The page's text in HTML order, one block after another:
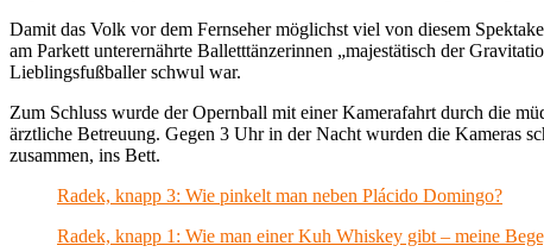
Damit das Volk vor dem Fernseher möglichst viel von diesem
am Parkett unterernährte Balletttänzerinnen „majestätisch der
Lieblingsfußballer schwul war.
Zum Schluss wurde der Opernball mit einer Kamerafahrt durch die
ärztliche Betreuung. Gegen 3 Uhr in der Nacht wurden die Kameras
zusammen, ins Bett.
Radek, knapp 3: Wie pinkelt man neben Plácido Domingo?
Radek, knapp 1: Wie man einer Kuh Whiskey gibt – meine